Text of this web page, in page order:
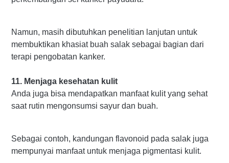
Namun, masih dibutuhkan penelitian lanjutan untuk
membuktikan khasiat buah salak sebagai bagian dari
terapi pengobatan kanker.
11. Menjaga kesehatan kulit
Anda juga bisa mendapatkan manfaat kulit yang sehat
saat rutin mengonsumsi sayur dan buah.
Sebagai contoh, kandungan flavonoid pada salak juga
mempunyai manfaat untuk menjaga pigmentasi kulit.